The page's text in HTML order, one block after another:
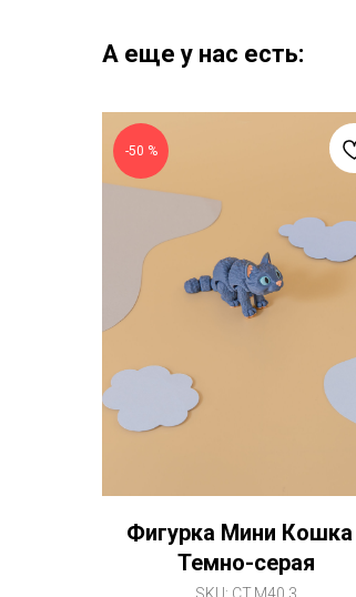
А еще у нас есть:
-50 %
Фигурка Мини
Темно-серая
SKU: CT.M40.3